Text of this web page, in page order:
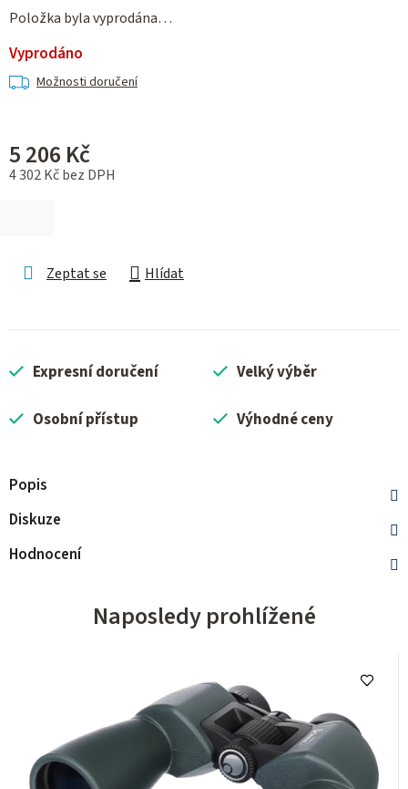
Položka byla vyprodána…
Vyprodáno
Možnosti doručení
5 206 Kč
4 302 Kč bez DPH
Zeptat se Hlídat
Expresní doručení Velký výběr
Osobní přístup Výhodné ceny
Popis
Diskuze
Hodnocení
Naposledy prohlížené